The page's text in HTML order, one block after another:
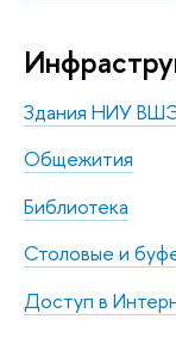
Здания НИУ
Общежития
Библиотека
Столовые и
Доступ в